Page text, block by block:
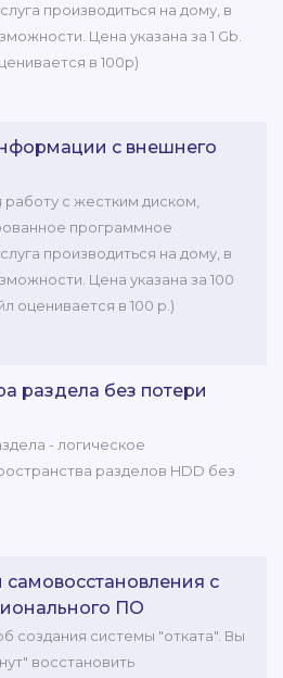
производиться на дому, в
Цена указана за 1 Gb.
в 100р)
с внешнего
с жестким диском,
программное
производиться на дому, в
Цена указана за 100
оценивается в 100 р.)
раздела без потери
- логическое
разделов HDD без
с
ПО
создания системы "отката". Вы
восстановить